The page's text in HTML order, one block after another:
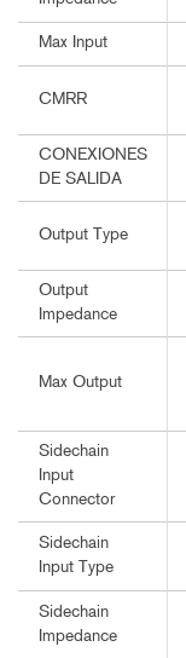
Max Input
CMRR
CONEXIONES
DE SALIDA
Output Type
Output
Impedance
Max Output
Sidechain
Input
Connector
Sidechain
Input Type
Sidechain
Impedance